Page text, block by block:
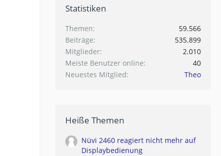
Statistiken
Themen
59.566
Beiträge
535.899
Mitglieder
2.010
Meiste Benutzer online
40
Neuestes Mitglied
Theo
Heiße Themen
Nüvi 2460 reagiert nicht mehr auf
Displaybedienung